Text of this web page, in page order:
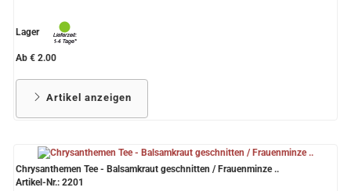
Lager
Ab € 2.00
Artikel anzeigen
Chrysanthemen Tee - Balsamkraut geschnitten / Frauenminze ..
Artikel-Nr.: 2201